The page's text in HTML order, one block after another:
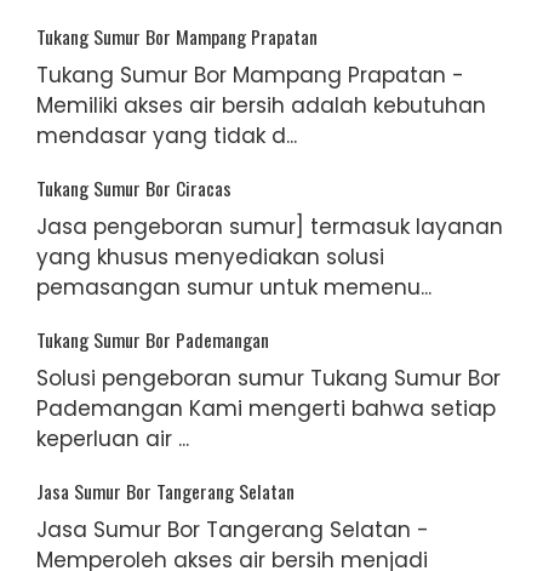
Tukang Sumur Bor Mampang Prapatan
Tukang Sumur Bor Mampang Prapatan -
Memiliki akses air bersih adalah kebutuhan
mendasar yang tidak d...
Tukang Sumur Bor Ciracas
Jasa pengeboran sumur] termasuk layanan
yang khusus menyediakan solusi
pemasangan sumur untuk memenu...
Tukang Sumur Bor Pademangan
Solusi pengeboran sumur Tukang Sumur Bor
Pademangan Kami mengerti bahwa setiap
keperluan air ...
Jasa Sumur Bor Tangerang Selatan
Jasa Sumur Bor Tangerang Selatan -
Memperoleh akses air bersih menjadi